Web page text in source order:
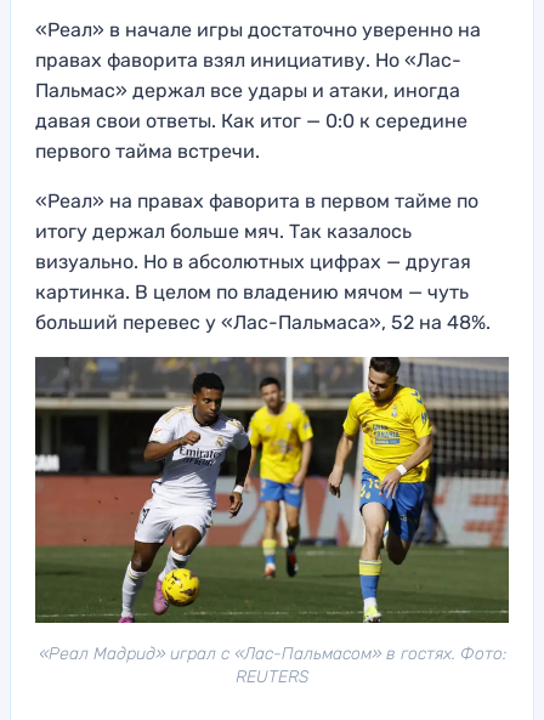
«Реал» в начале игры достаточно уверенно на
правах фаворита взял инициативу. Но «Лас-
Пальмас» держал все удары и атаки, иногда
давая свои ответы. Как итог — 0:0 к середине
первого тайма встречи.
«Реал» на правах фаворита в первом тайме по
итогу держал больше мяч. Так казалось
визуально. Но в абсолютных цифрах — другая
картинка. В целом по владению мячом — чуть
больший перевес у «Лас-Пальмаса», 52 на 48%.
«Реал Мадрид» играл с «Лас-Пальмасом» в гостях. Фото:
REUTERS